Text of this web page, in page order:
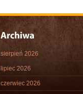
sierpień 2026
lipiec 2026
czerwiec 2026